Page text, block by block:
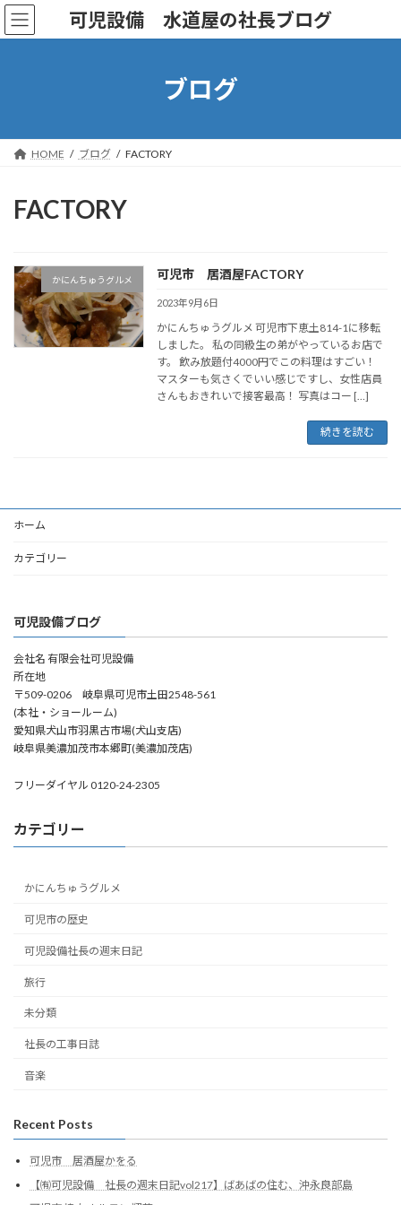
コ
ン
ナ
ビ
可児設備 水道屋の社長ブログ
ブログ
HOME ブログ FACTORY
FACTORY
かにんちゅうグルメ 可児市 居酒屋FACTORY
2023年9月6日
かにんちゅうグルメ 可児市下恵土814-1に移転
しました。 私の同級生の弟がやっているお店で
す。 飲み放題付4000円でこの料理はすごい！
マスターも気さくでいい感じですし、女性店員
さんもおきれいで接客最高！ 写真はコー […]
続きを読む
ホーム
カテゴリー
可児設備ブログ
会社名 有限会社可児設備
所在地
〒509-0206 岐阜県可児市土田2548-561
(本社・ショールーム)
愛知県犬山市羽黒古市場(犬山支店)
岐阜県美濃加茂市本郷町(美濃加茂店)
フリーダイヤル 0120-24-2305
カテゴリー
かにんちゅうグルメ
可児市の歴史
可児設備社長の週末日記
旅行
未分類
社長の工事日誌
音楽
Recent Posts
可児市 居酒屋かをる
【㈲可児設備 社長の週末日記vol217】ばあばの住む、沖永良部島